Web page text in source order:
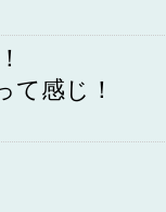
て感じ！